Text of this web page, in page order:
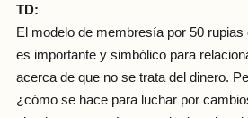
TD:
El modelo de membresía por 50 rupias
es importante y simbólico para
acerca de que no se trata del dinero.
¿cómo se hace para luchar por